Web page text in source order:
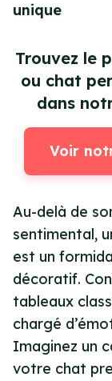
unique
Trouvez le
ou chat
dans
Voir
Au-delà de
sentimental,
est un
décoratif.
tableaux
chargé
Imaginez un
votre chat